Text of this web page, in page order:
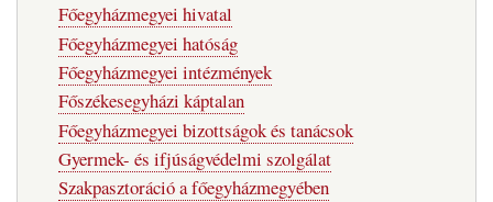
Főegyházmegyei hivatal
Főegyházmegyei hatóság
Főegyházmegyei intézmények
Főszékesegyházi káptalan
Főegyházmegyei bizottságok és tanácsok
Gyermek- és ifjúságvédelmi szolgálat
Szakpasztoráció a főegyházmegyében